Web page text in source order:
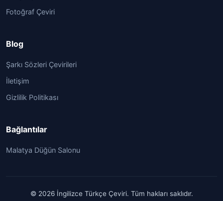
Fotoğraf Çeviri
Blog
Şarkı Sözleri Çevirileri
İletişim
Gizlilik Politikası
Bağlantılar
Malatya Düğün Salonu
© 2026 İngilizce Türkçe Çeviri. Tüm hakları saklıdır.